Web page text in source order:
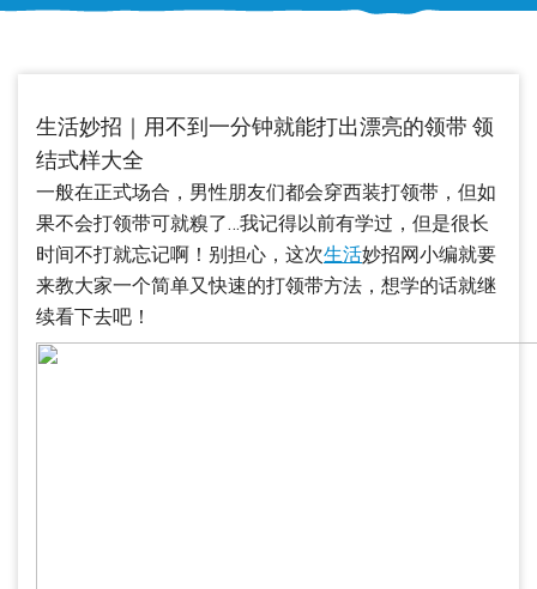
生活妙招｜用不到一分钟就能打出漂亮的领带 领
结式样大全
一般在正式场合，男性朋友们都会穿西装打领带，但如
果不会打领带可就糗了…我记得以前有学过，但是很长
时间不打就忘记啊！别担心，这次生活妙招网小编就要
来教大家一个简单又快速的打领带方法，想学的话就继
续看下去吧！